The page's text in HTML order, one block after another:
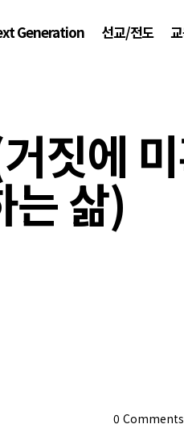
Generation 선교/전도
짓에
는 삶)
0 Comments